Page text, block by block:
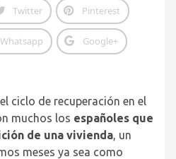
Twitter Pinterest
Whatsapp Google+
ciclo de recuperación en el
muchos los españoles que
de una vivienda, un
meses ya sea como